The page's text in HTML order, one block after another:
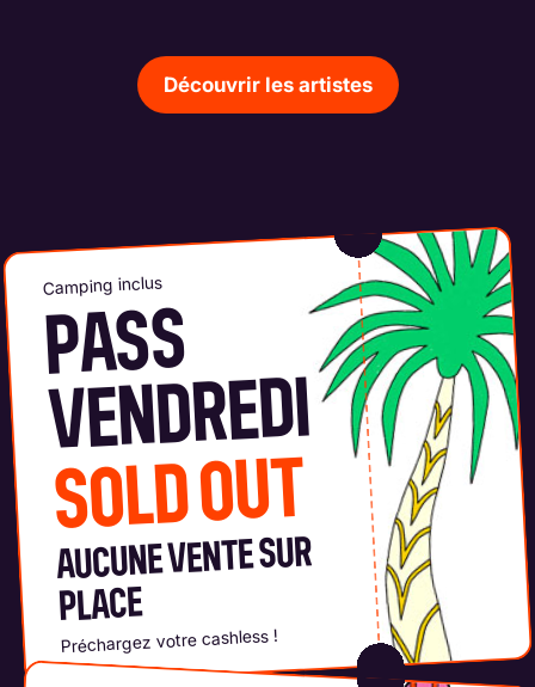
Découvrir les artistes
Camping inclus
PASS
VENDREDI
SOLD OUT
AUCUNE VENTE SUR
PLACE
Préchargez votre cashless !